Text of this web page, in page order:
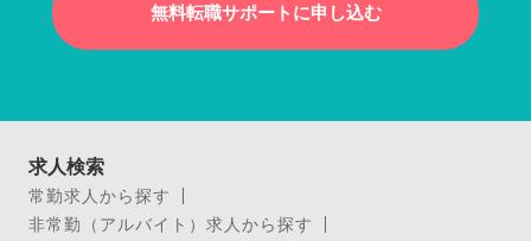
無料転職サポートに申し込む
求人検索
常勤求人から探す
非常勤（アルバイト）求人から探す